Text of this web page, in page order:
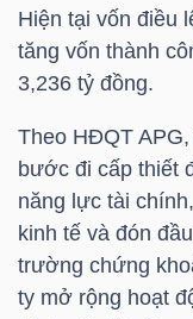
Hiện tại vốn điều
tăng vốn thành
3,236 tỷ đồng.
Theo HĐQT APG
bước đi cấp thiết
năng lực tài
kinh tế và đón
trường chứng
ty mở rộng hoạt
VĨ
NGÀNH